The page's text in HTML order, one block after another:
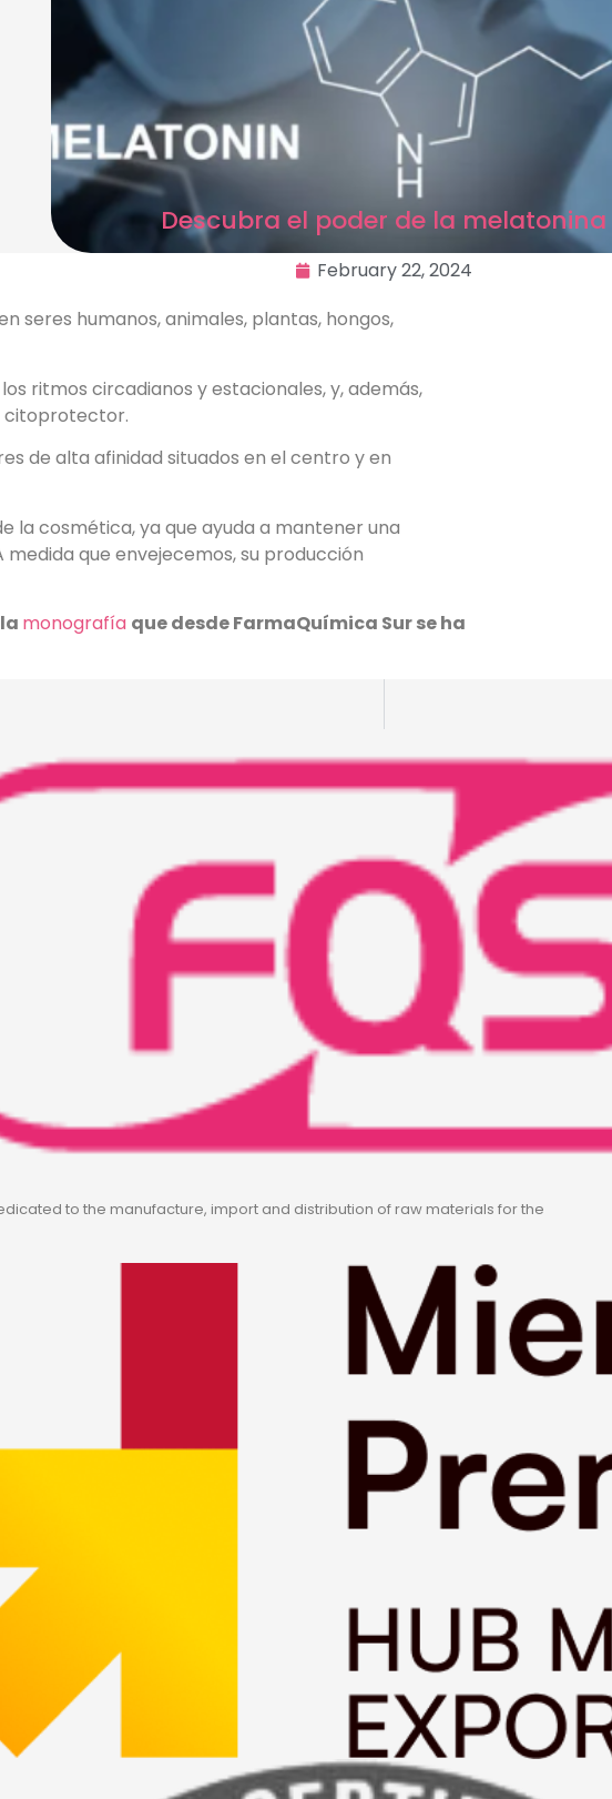
Descubra el poder de la melatonina
February 22, 2024
seres humanos, animales, plantas, hongos,
ritmos circadianos y estacionales, y, además,
citoprotector.
de alta afinidad situados en el centro y en
la cosmética, ya que ayuda a mantener una
que envejecemos, su producción
monografía que desde FarmaQuímica Sur se ha
to the manufacture, import and distribution of raw materials for the